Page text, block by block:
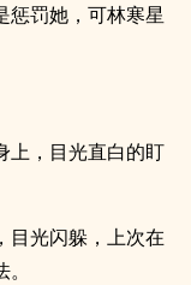
惩罚她，可林寒星
上，目光直白的盯
目光闪躲，上次在